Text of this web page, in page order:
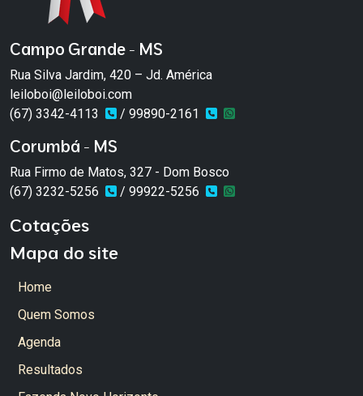
Campo Grande - MS
Rua Silva Jardim, 420 – Jd. América
leiloboi@leiloboi.com
(67) 3342-4113
/ 99890-2161
Corumbá - MS
Rua Firmo de Matos, 327 - Dom Bosco
(67) 3232-5256
/ 99922-5256
Cotações
Mapa do site
Home
Quem Somos
Agenda
Resultados